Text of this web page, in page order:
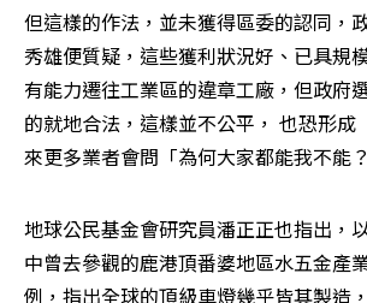
但這樣的作法，並未獲得區委的認同，
秀雄便質疑，這些獲利狀況好、已具規
有能力遷往工業區的違章工廠，但政府
的就地合法，這樣並不公平， 也恐形成
來更多業者會問「為何大家都能我不能？
地球公民基金會研究員潘正正也指出，
中曾去參觀的鹿港頂番婆地區水五金產
例，指出全球的頂級車燈幾乎皆其製造